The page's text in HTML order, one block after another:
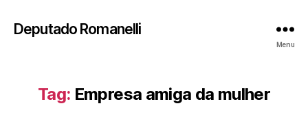
Deputado Romanelli
Menu
Tag: Empresa amiga da mulher